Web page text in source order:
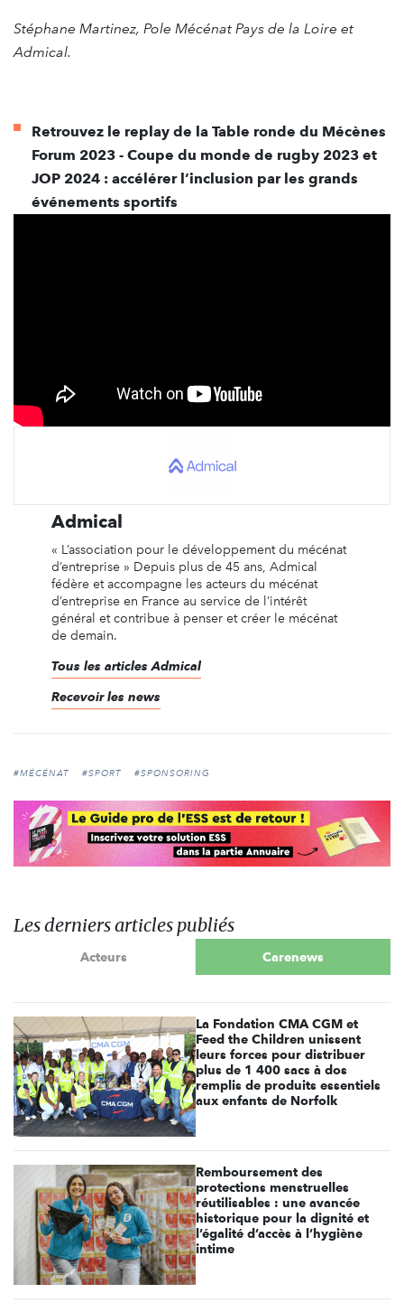
Stéphane Martinez, Pole Mécénat Pays de la Loire et
Admical.
Retrouvez le replay de la Table ronde du Mécènes
Forum 2023 - Coupe du monde de rugby 2023 et
JOP 2024 : accélérer l’inclusion par les grands
événements sportifs
Admical
« L’association pour le développement du mécénat
d’entreprise » Depuis plus de 45 ans, Admical
fédère et accompagne les acteurs du mécénat
d’entreprise en France au service de l’intérêt
général et contribue à penser et créer le mécénat
de demain.
Tous les articles Admical
Recevoir les news
#MÉCÉNAT #SPORT #SPONSORING
Les derniers articles publiés
Acteurs Carenews
La Fondation CMA CGM et
Feed the Children unissent
leurs forces pour distribuer
plus de 1 400 sacs à dos
remplis de produits essentiels
aux enfants de Norfolk
Remboursement des
protections menstruelles
réutilisables : une avancée
historique pour la dignité et
l’égalité d’accès à l’hygiène
intime